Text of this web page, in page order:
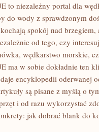
to niezależny portal dla
do wody z sprawdzonym
spokój nad brzegiem,
od tego, czy
wędkarstwo morskie,
ma w sobie dokładnie ten
encyklopedii oderwanej
są pisane z myślą o
i od razu wykorzystać
jak dobrać blank do